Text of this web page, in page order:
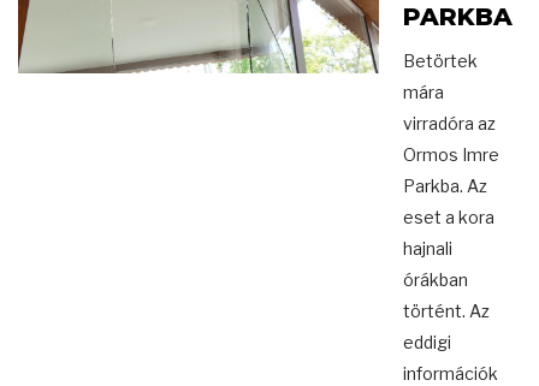
PARKBA
Betörtek
mára
virradóra az
Ormos Imre
Parkba. Az
eset a kora
hajnali
órákban
történt. Az
eddigi
információk